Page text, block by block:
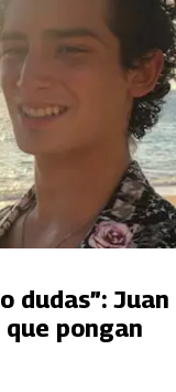
dudas”: Juan
pongan